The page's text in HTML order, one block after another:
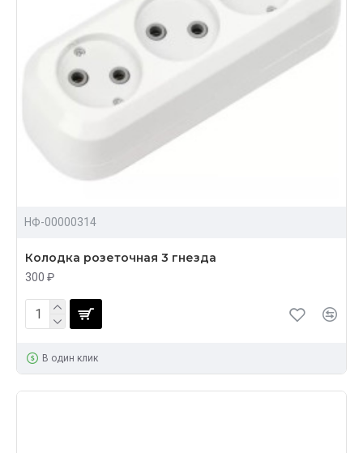
НФ-00000314
Колодка розеточная 3 гнезда
300 ₽
В один клик